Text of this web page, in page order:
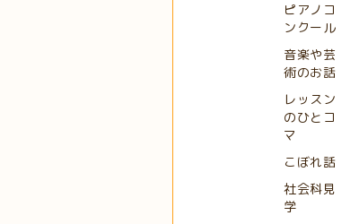
ピアノコ
ンクール
音楽や芸
術のお話
レッスン
のひとコ
マ
こぼれ話
社会科見
学